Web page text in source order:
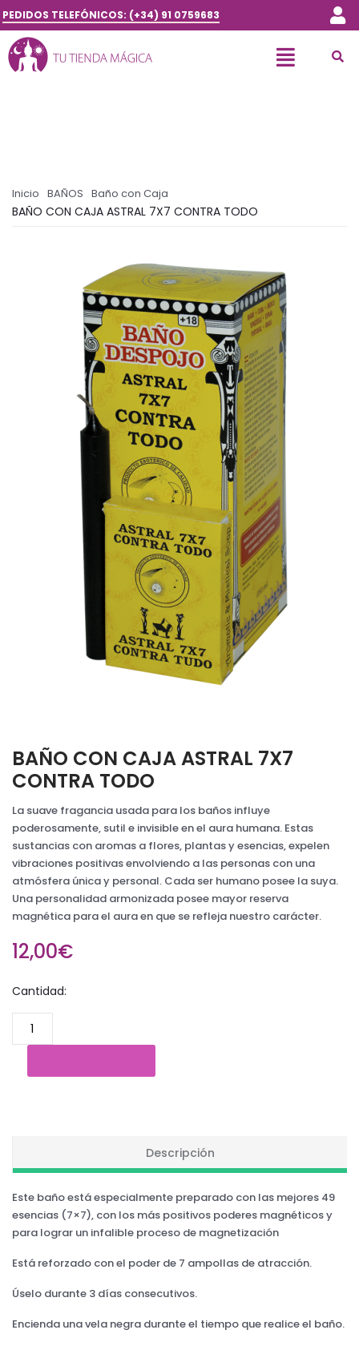
PEDIDOS TELEFÓNICOS: (+34) 91 0759683
Inicio BAÑOS Baño con Caja
BAÑO CON CAJA ASTRAL 7X7 CONTRA TODO
BAÑO CON CAJA ASTRAL 7X7
CONTRA TODO
La suave fragancia usada para los baños influye
poderosamente, sutil e invisible en el aura humana. Estas
sustancias con aromas a flores, plantas y esencias, expelen
vibraciones positivas envolviendo a las personas con una
atmósfera única y personal. Cada ser humano posee la suya.
Una personalidad armonizada posee mayor reserva
magnética para el aura en que se refleja nuestro carácter.
12,00€
Cantidad:
Descripción
Este baño está especialmente preparado con las mejores 49
esencias (7×7), con los más positivos poderes magnéticos y
para lograr un infalible proceso de magnetización
Está reforzado con el poder de 7 ampollas de atracción.
Úselo durante 3 días consecutivos.
Encienda una vela negra durante el tiempo que realice el baño.